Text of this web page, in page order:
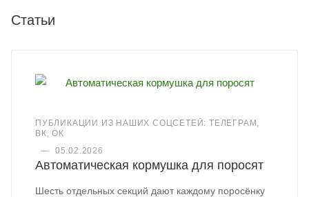
Статьи
ПУБЛИКАЦИИ ИЗ НАШИХ СОЦСЕТЕЙ: ТЕЛЕГРАМ,
ВК, ОК
—
05.02.2026
Автоматическая кормушка для поросят
Шесть отдельных секций дают каждому поросёнку